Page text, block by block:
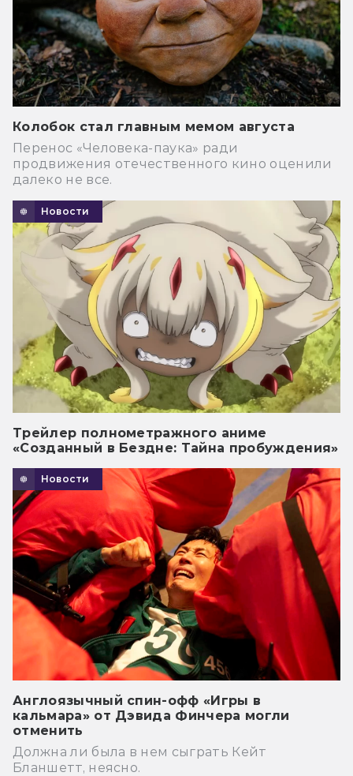
Колобок стал главным мемом августа
Перенос «Человека-паука» ради
продвижения отечественного кино оценили
далеко не все.
Новости
Трейлер полнометражного аниме
«Созданный в Бездне: Тайна пробуждения»
Новости
Англоязычный спин-офф «Игры в
кальмара» от Дэвида Финчера могли
отменить
Должна ли была в нем сыграть Кейт
Бланшетт, неясно.